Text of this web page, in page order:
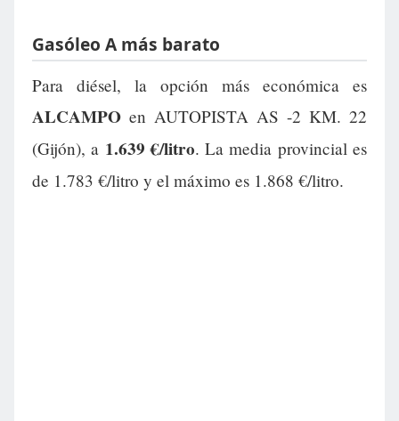
Gasóleo A más barato
Para diésel, la opción más económica es
ALCAMPO en AUTOPISTA AS -2 KM. 22
(Gijón), a 1.639 €/litro. La media provincial es
de 1.783 €/litro y el máximo es 1.868 €/litro.